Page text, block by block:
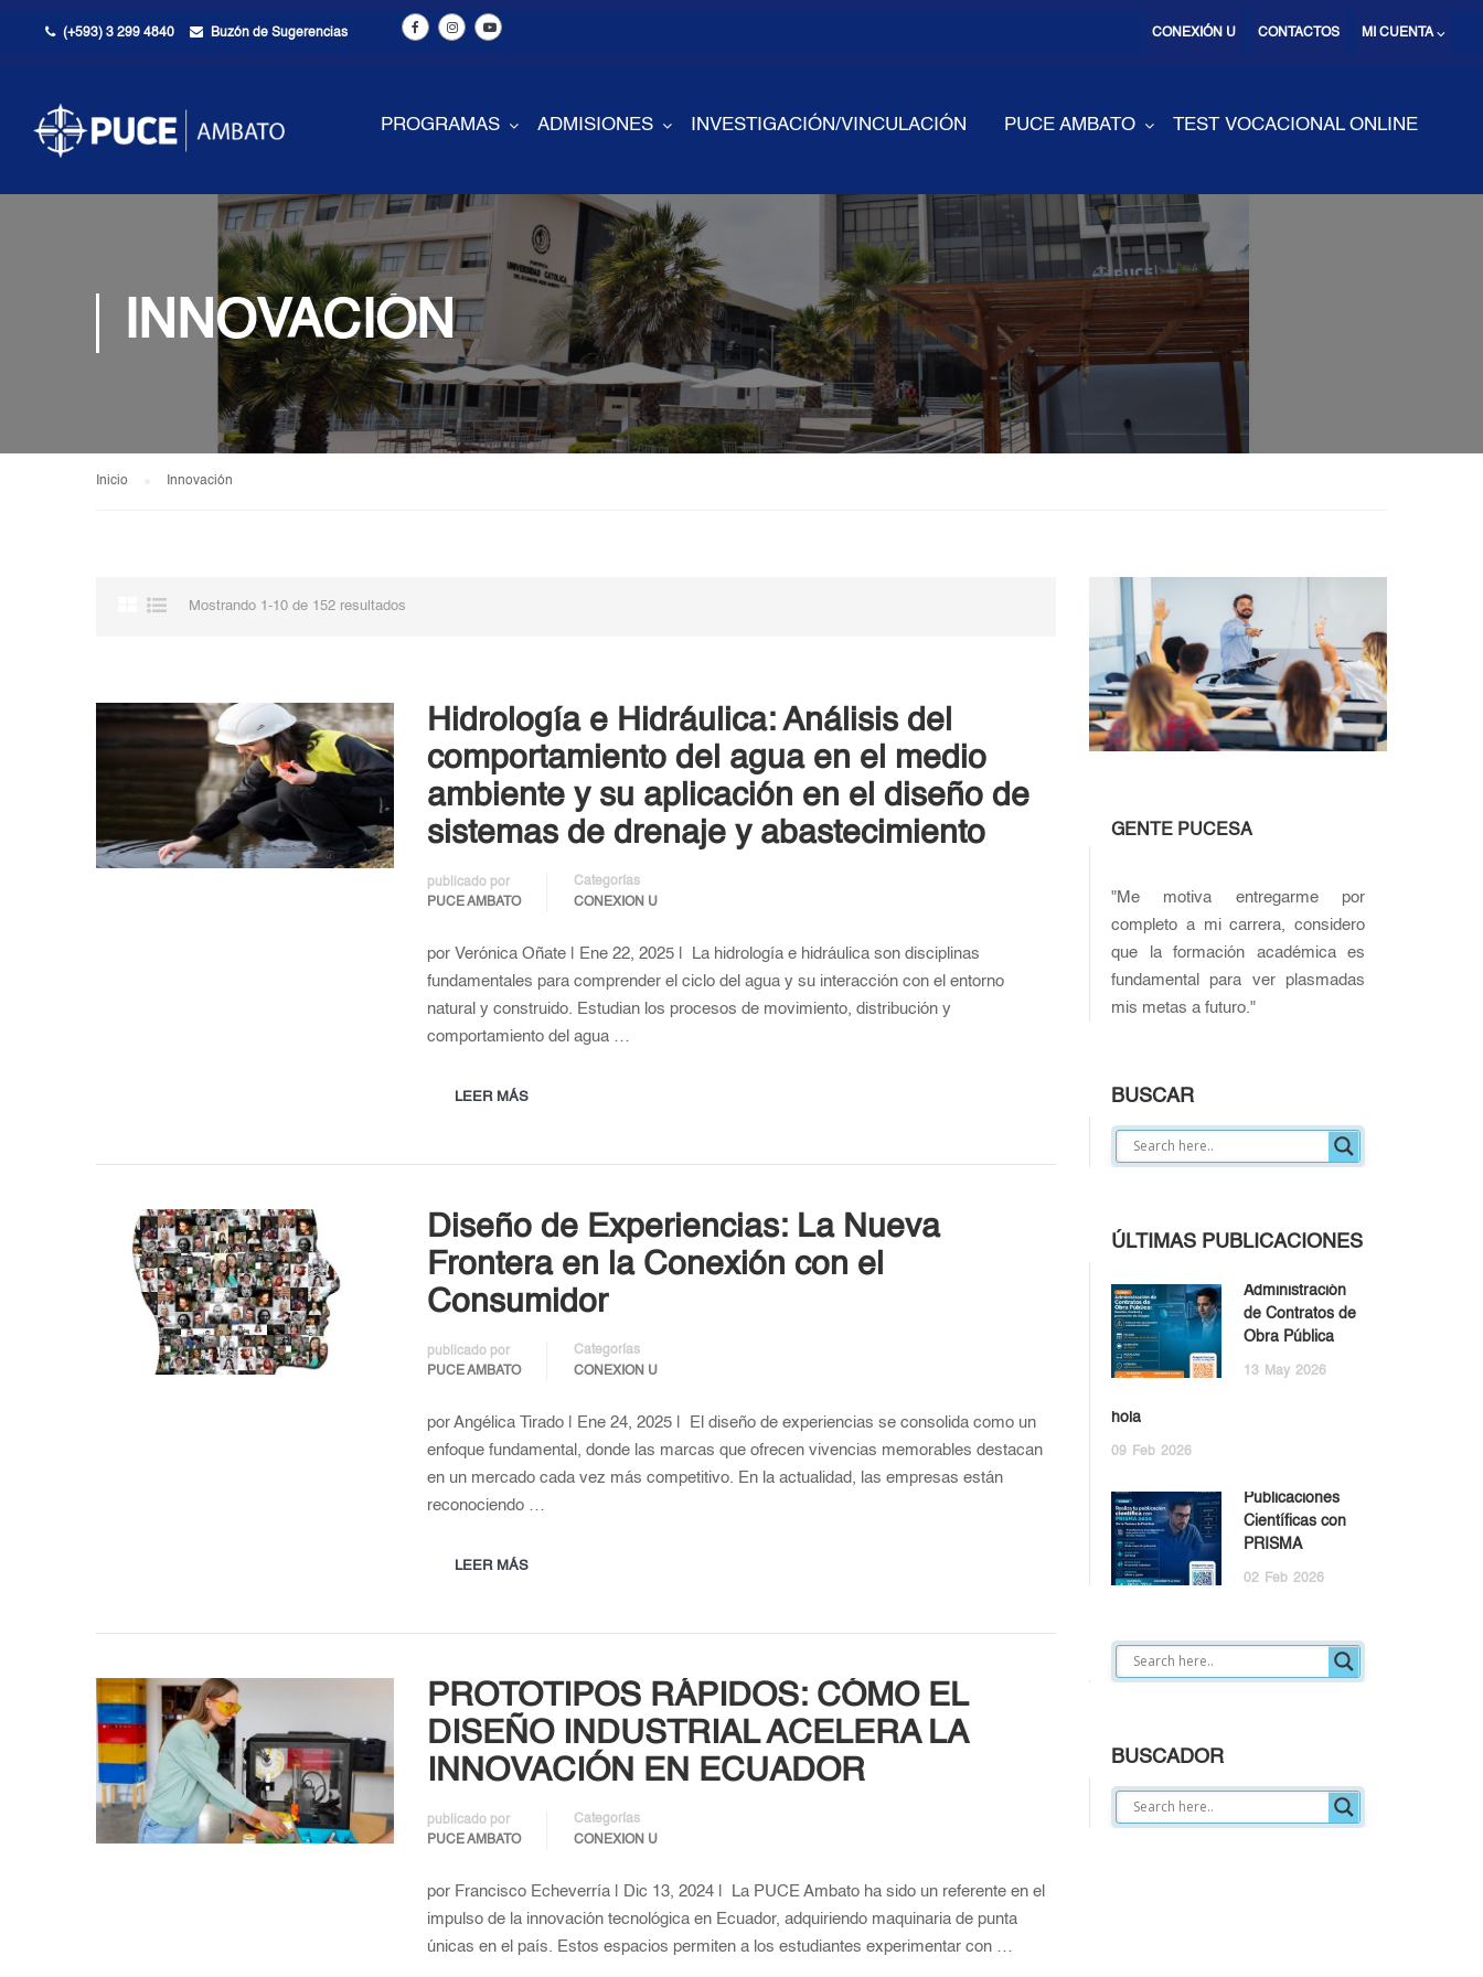
MI CUENTA ⌵
CONTACTOS
CONEXIÓN U
(+593) 3 299 4840 Buzón de Sugerencias
PROGRAMAS ADMISIONES INVESTIGACIÓN/VINCULACIÓN PUCE AMBATO TEST VOCACIONAL ONLINE
INNOVACIÓN
Inicio Innovación
Mostrando 1-10 de 152 resultados
Hidrología e Hidráulica: Análisis del
comportamiento del agua en el medio
ambiente y su aplicación en el diseño de
sistemas de drenaje y abastecimiento
publicado por
PUCE AMBATO
Categorías
CONEXION U
por Verónica Oñate | Ene 22, 2025 | La hidrología e hidráulica son disciplinas
fundamentales para comprender el ciclo del agua y su interacción con el entorno
natural y construido. Estudian los procesos de movimiento, distribución y
comportamiento del agua …
LEER MÁS
Diseño de Experiencias: La Nueva
Frontera en la Conexión con el
Consumidor
publicado por
PUCE AMBATO
Categorías
CONEXION U
por Angélica Tirado | Ene 24, 2025 | El diseño de experiencias se consolida como un
enfoque fundamental, donde las marcas que ofrecen vivencias memorables destacan
en un mercado cada vez más competitivo. En la actualidad, las empresas están
reconociendo …
LEER MÁS
PROTOTIPOS RÁPIDOS: CÓMO EL
DISEÑO INDUSTRIAL ACELERA LA
INNOVACIÓN EN ECUADOR
publicado por
PUCE AMBATO
Categorías
CONEXION U
por Francisco Echeverría | Dic 13, 2024 | La PUCE Ambato ha sido un referente en el
impulso de la innovación tecnológica en Ecuador, adquiriendo maquinaria de punta
únicas en el país. Estos espacios permiten a los estudiantes experimentar con …
GENTE PUCESA
"Me motiva entregarme por
completo a mi carrera, considero
que la formación académica es
fundamental para ver plasmadas
mis metas a futuro."
BUSCAR
ÚLTIMAS PUBLICACIONES
Administración
de Contratos de
Obra Pública
13 May 2026
hola
09 Feb 2026
Publicaciones
Científicas con
PRISMA
02 Feb 2026
BUSCADOR